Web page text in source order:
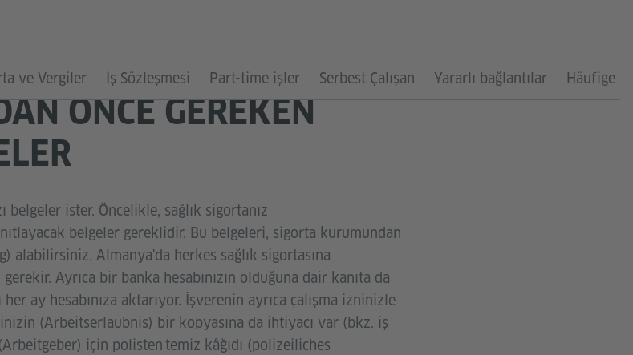
ve Vergiler İş Sözleşmesi Part-time işler Serbest Çalışan Yararlı bağlantılar Häufige
ÖNCE GEREKEN
ister. Öncelikle, sağlık sigortanız
belgeler gereklidir. Bu belgeleri, sigorta kurumundan
alabilirsiniz. Almanya'da herkes sağlık sigortasına
Ayrıca bir banka hesabınızın olduğuna dair kanıta da
her ay hesabınıza aktarıyor. İşverenin ayrıca çalışma izninizle
(Arbeitserlaubnis) bir kopyasına da ihtiyacı var (bkz. iş
için polisten temiz kâğıdı (polizeiliches